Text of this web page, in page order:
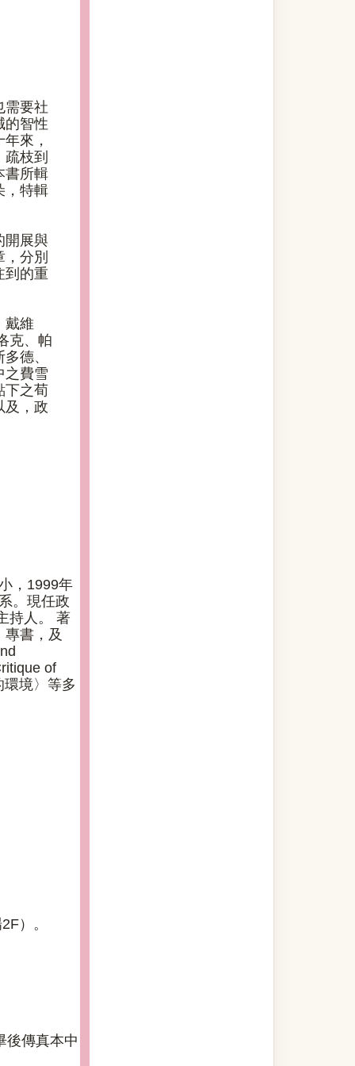
要社
的智性
來，
枝到
書所輯
，特輯
展與
分別
到的重
維
克、帕
德、
之費雪
下之荀
及，政
，1999年
。現任政
持人。 著
書，及
of
環境〉等多
）。
後傳真本中